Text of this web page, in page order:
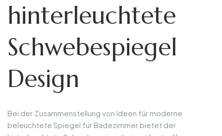
hinterleuchtete
Schwebespiegel
Design
Bei der Zusammenstellung von Ideen für moderne
beleuchtete Spiegel für Badezimmer bietet der